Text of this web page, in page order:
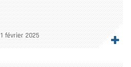
1 février 2025